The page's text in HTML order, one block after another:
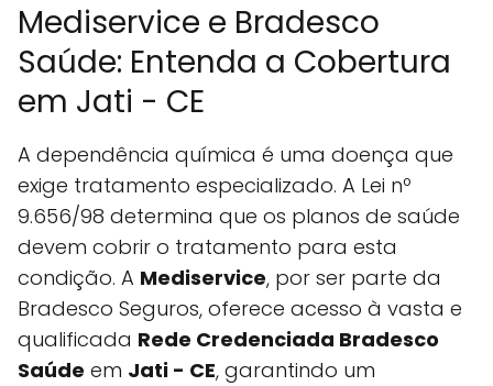
Mediservice e Bradesco
Saúde: Entenda a Cobertura
em Jati - CE
A dependência química é uma doença que
exige tratamento especializado. A Lei nº
9.656/98 determina que os planos de saúde
devem cobrir o tratamento para esta
condição. A Mediservice, por ser parte da
Bradesco Seguros, oferece acesso à vasta e
qualificada Rede Credenciada Bradesco
Saúde em Jati - CE, garantindo um